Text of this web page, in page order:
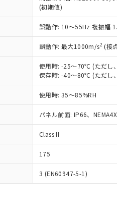
(初期値)
誤動作: 10～55Hz 複振幅
誤動作: 最大1000m/s2 (接点
使用時: -25～70℃ (ただし、氷
保存時: -40～80℃ (ただし、氷
使用時: 35～85%RH
パネル前面: IP66、NEMA4X,
Class II
175
3 (EN60947-5-1)
び標準価格照会結果は、
更新日時点での社内デー
成されるものであり、閲
での実際の在庫および標
なる場合があることをご
況および標準価格はお客
、またはお客様担当のオ
器販売店・当社販売員に
機器販売店や当社販売拠
ットワーク
」をご確認
び標準価格結果を当社の
第三者に漏洩または開
お願いします。
能（部品リスト作成サー
用いただくには、I-Web
水銀(Hg) 1000ppm以下、 カド
以下、ポリ臭化ビフェニル
、ポリ臭化ジフェニルエーテル類
フタル酸ビス(2-エチルヘキシ
1000ppm以下、フタル酸ブチ
以下、フタル酸ジブチル
、フタル酸ジイソブチル
用監視および制御機器に対する
物質については閾値を超える意
確認しています。
状況などにより、予定
あります。
準値 (GB/T26572)：
水銀) : 1000ppm、 Cd(カドミウ
、 PBBs(ポリ臭化ビフェ
ポリ臭化ジフェニルエーテ
) : 1000ppm、 DIBP(フタル酸ジ
チルヘキシル)) : 1000ppm
（10物質）のすべてが基
を示します。
状況下において有害物
、環境に深刻な影響を
貨物等」という）を輸出
の提供する場合は、日本
許可(または役務取引許
るなどの必要な手続きを
物を破棄する場合は、完
など、違法に輸出されな
手段を講じます。
品を、核兵器、ミサイ
、生物兵器またはその他
れらの製造装置等に一切
品を第三者に販売する
1、2および3の内容を当
します。また当社は、
販売に係わる関係者が違
おそれがある場合は、取
上の在庫あり
は満たないが在庫あり
(最新の在庫状況につ
お客様のお取引先、ま
様担当のオムロン制御
店・当社販売員にご確
)
機種、また在庫状況の
開していない機種